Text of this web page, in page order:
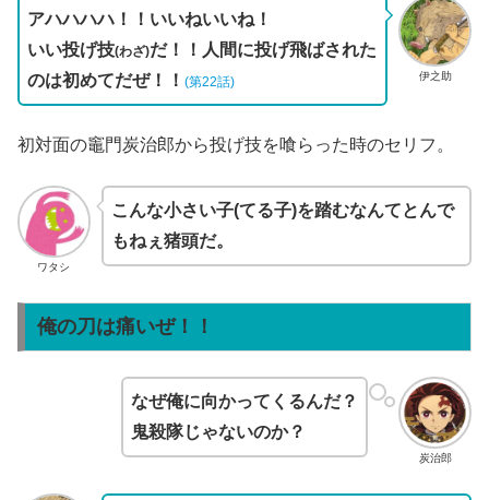
伊之助
アハハハハ！！いいねいいね！
いい投げ技(わざ)だ！！人間に投げ飛ばされた
のは初めてだぜ！！ (第22話)
初対面の竈門炭治郎から投げ技を喰らった時のセリフ。
ワタシ
こんな小さい子(てる子)を踏むなんてとんで
もねぇ猪頭だ。
俺の刀は痛いぜ！！
炭治郎
なぜ俺に向かってくるんだ？
鬼殺隊じゃないのか？